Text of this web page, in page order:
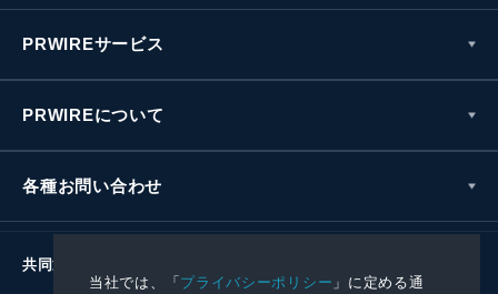
当社では、「プライバシーポリシー 」に定める通
PRWIREサービス
PRWIREについて
各種お問い合わせ
共同通信社グループ